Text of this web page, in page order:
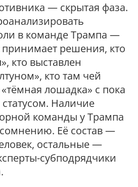
— скрытая фаза.
в команде Трампа —
принимает решения, кто
кто выставлен
кто там чей
лошадка» с пока
Наличие
команды у Трампа
Её состав —
остальные —
субподрядчики